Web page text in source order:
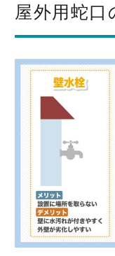
屋外用蛇口